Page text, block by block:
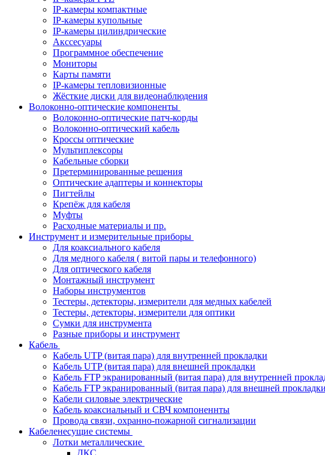
IP-камеры компактные
IP-камеры купольные
IP-камеры цилиндрические
Акссесуары
Программное обеспечение
Мониторы
Карты памяти
IP-камеры тепловизионные
Жёсткие диски для видеонаблюдения
Волоконно-оптические компоненты
Волоконно-оптические патч-корды
Волоконно-оптический кабель
Кроссы оптические
Мультиплексоры
Кабельные сборки
Претерминированные решения
Оптические адаптеры и коннекторы
Пигтейлы
Крепёж для кабеля
Муфты
Расходные материалы и пр.
Инструмент и измерительные приборы
Для коаксиального кабеля
Для медного кабеля ( витой пары и телефонного)
Для оптического кабеля
Монтажный инструмент
Наборы инструментов
Тестеры, детекторы, измерители для медных кабелей
Тестеры, детекторы, измерители для оптики
Сумки для инструмента
Разные приборы и инструмент
Кабель
Кабель UTP (витая пара) для внутренней прокладки
Кабель UTP (витая пара) для внешней прокладки
Кабель FTP экранированный (витая пара) для внутренней
Кабель FTP экранированный (витая пара) для внешней прокладки
Кабели силовые электрические
Кабель коаксиальный и СВЧ компоненнты
Провода связи, охранно-пожарной сигнализации
Кабеленесущие системы
Лотки металлические
ДКС